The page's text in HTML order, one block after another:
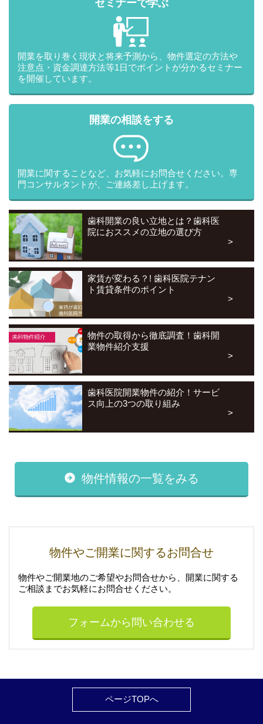
セミナーで学ぶ
開業を取り巻く現状と将来予測から、物件選定の方法や
注意点・資金調達方法等1日でポイントが分かるセミナー
を開催しています。
開業の相談をする
開業に関することなど、お気軽にお問合せください。専
門コンサルタントが、ご連絡差し上げます。
歯科開業の良い立地とは？歯科医
院におススメの立地の選び方
家賃が変わる？! 歯科医院テナン
ト賃貸条件のポイント
物件の取得から徹底調査！歯科開
業物件紹介支援
歯科医院開業物件の紹介！サービ
ス向上の3つの取り組み
物件情報の一覧をみる
物件やご開業に関するお問合せ
物件やご開業地のご希望やお問合せから、開業に関する
ご相談までお気軽にお問合せください。
フォームから問い合わせる
ページTOPへ